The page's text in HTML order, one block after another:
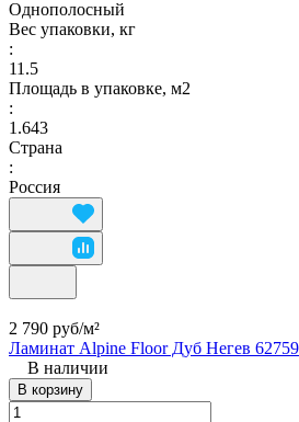
Однополосный
Вес упаковки, кг
:
11.5
Площадь в упаковке, м2
:
1.643
Страна
:
Россия
2 790 руб/м²
Ламинат Alpine Floor Дуб Негев 62759
В наличии
В корзину